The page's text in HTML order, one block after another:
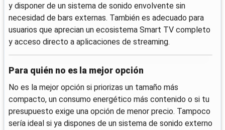
y disponer de un sistema de sonido envolvente sin
necesidad de bars externas. También es adecuado para
usuarios que aprecian un ecosistema Smart TV completo
y acceso directo a aplicaciones de streaming.
Para quién no es la mejor opción
No es la mejor opción si priorizas un tamaño más
compacto, un consumo energético más contenido o si tu
presupuesto exige una opción de menor precio. Tampoco
sería ideal si ya dispones de un sistema de sonido externo